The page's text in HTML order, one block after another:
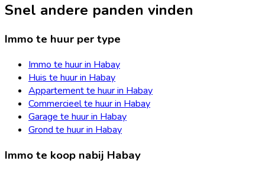
Snel andere panden vinden
Immo te huur per type
Immo te huur in Habay
Huis te huur in Habay
Appartement te huur in Habay
Commercieel te huur in Habay
Garage te huur in Habay
Grond te huur in Habay
Immo te koop nabij Habay